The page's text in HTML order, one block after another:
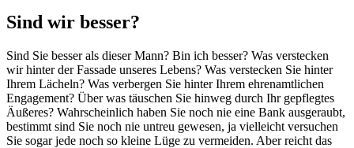
Sind wir besser?
Sind Sie besser als dieser Mann? Bin ich besser? Was verstecken
wir hinter der Fassade unseres Lebens? Was verstecken Sie hinter
Ihrem Lächeln? Was verbergen Sie hinter Ihrem ehrenamtlichen
Engagement? Über was täuschen Sie hinweg durch Ihr gepflegtes
Äußeres? Wahrscheinlich haben Sie noch nie eine Bank ausgeraubt,
bestimmt sind Sie noch nie untreu gewesen, ja vielleicht versuchen
Sie sogar jede noch so kleine Lüge zu vermeiden. Aber reicht das